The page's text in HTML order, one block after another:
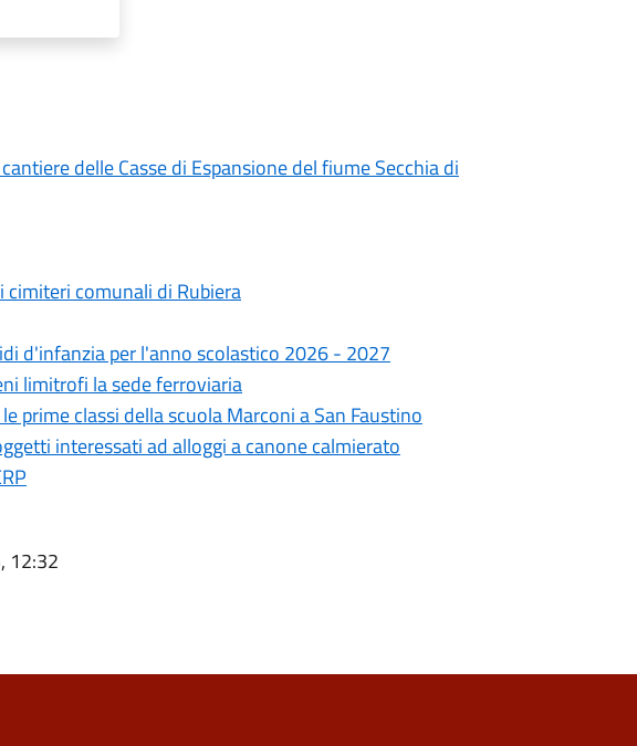
delle Casse di Espansione del fiume Secchia di
comunali di Rubiera
d'infanzia per l'anno scolastico 2026 - 2027
limitrofi la sede ferroviaria
prime classi della scuola Marconi a San Faustino
interessati ad alloggi a canone calmierato
12:32